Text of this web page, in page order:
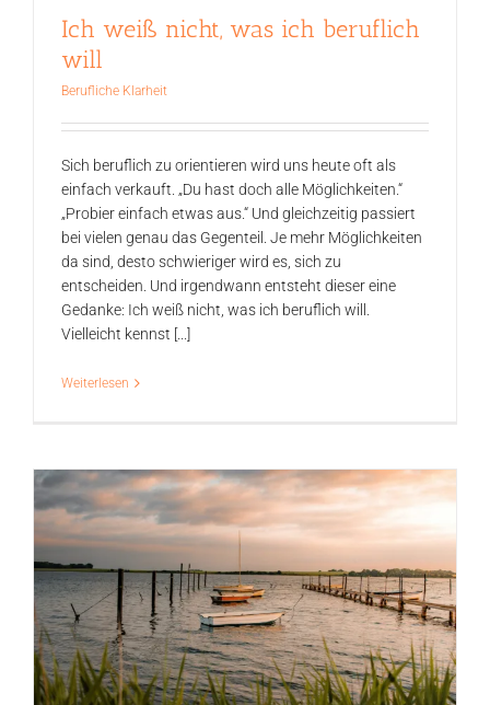
Ich weiß nicht, was ich beruflich
will
Berufliche Klarheit
Sich beruflich zu orientieren wird uns heute oft als
einfach verkauft. „Du hast doch alle Möglichkeiten.“
„Probier einfach etwas aus.“ Und gleichzeitig passiert
bei vielen genau das Gegenteil. Je mehr Möglichkeiten
da sind, desto schwieriger wird es, sich zu
entscheiden. Und irgendwann entsteht dieser eine
Gedanke: Ich weiß nicht, was ich beruflich will.
Vielleicht kennst [...]
Weiterlesen